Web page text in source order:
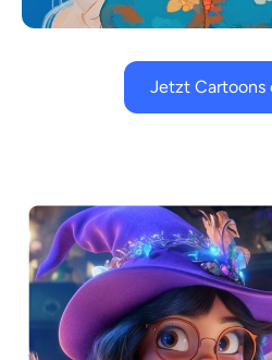
Jetzt Cartoons